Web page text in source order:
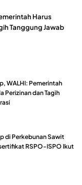
Harus
Tanggung Jawab
WALHI: Pemerintah
Perizinan dan Tagih
di Perkebunan Sawit
RSPO-ISPO Ikut